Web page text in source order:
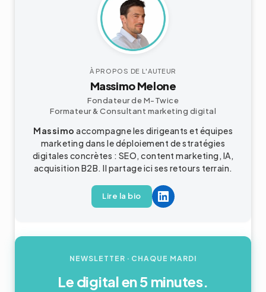
À PROPOS DE L'AUTEUR
Massimo Melone
Fondateur de M-Twice
Formateur & Consultant marketing digital
Massimo accompagne les dirigeants et équipes
marketing dans le déploiement de stratégies
digitales concrètes : SEO, content marketing, IA,
acquisition B2B. Il partage ici ses retours terrain.
Lire la bio
NEWSLETTER · CHAQUE MARDI
Le digital en 5 minutes.